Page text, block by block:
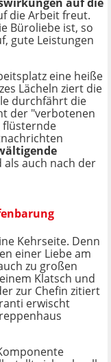
die Arbeit freut.
Büroliebe ist, so
gute Leistungen
eine heiße
Lächeln ziert die
durchfährt die
der "verbotenen
flüsternde
auch nach der
Kehrseite. Denn
einer Liebe am
zu großen
Klatsch und
zur Chefin zitiert
erwischt